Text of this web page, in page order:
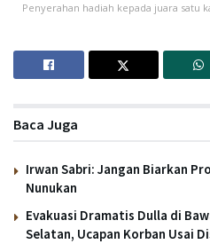
Penyerahan hadiah kepada juara satu
Baca Juga
Irwan Sabri: Jangan Biarkan
Nunukan
Evakuasi Dramatis Dulla di
Selatan, Ucapan Korban Usai